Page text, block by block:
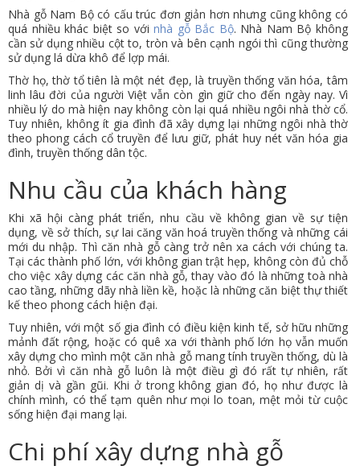
Nhà gỗ Nam Bộ có cấu trúc đơn giản hơn nhưng cũng không có
quá nhiều khác biệt so vớinhà gỗ Bắc Bộ. Nhà Nam Bộ không
cần sử dụng nhiều cột to, tròn và bên cạnh ngói thì cũng thường
sử dụng lá dừa khô để lợp mái.
Thờ họ, thờ tổ tiên là một nét đẹp, là truyền thống văn hóa, tâm
linh lâu đời của người Việt vẫn còn gìn giữ cho đến ngày nay. Vì
nhiều lý do mà hiện nay không còn lại quá nhiều ngôi nhà thờ cổ.
Tuy nhiên, không ít gia đình đã xây dựng lại những ngôi nhà thờ
theo phong cách cổ truyền để lưu giữ, phát huy nét văn hóa gia
đình, truyền thống dân tộc.
Nhu cầu của khách hàng
Khi xã hội càng phát triển, nhu cầu về không gian về sự tiện
dụng, về sở thích, sự lai căng văn hoá truyền thống và những cái
mới du nhập. Thì căn nhà gỗ càng trở nên xa cách với chúng ta.
Tại các thành phố lớn, với không gian trật hẹp, không còn đủ chỗ
cho việc xây dựng các căn nhà gỗ, thay vào đó là những toà nhà
cao tầng, những dãy nhà liền kề, hoặc là những căn biệt thự thiết
kế theo phong cách hiện đại.
Tuy nhiên, với một số gia đình có điều kiện kinh tế, sở hữu những
mảnh đất rộng, hoặc có quê xa với thành phố lớn họ vẫn muốn
xây dựng cho mình một căn nhà gỗ mang tính truyền thống, dù là
nhỏ. Bởi vì căn nhà gỗ luôn là một điều gì đó rất tự nhiên, rất
giản dị và gần gũi. Khi ở trong không gian đó, họ như được là
chính mình, có thể tạm quên như mọi lo toan, mệt mỏi từ cuộc
sống hiện đại mang lại.
Chi phí xây dựng nhà gỗ